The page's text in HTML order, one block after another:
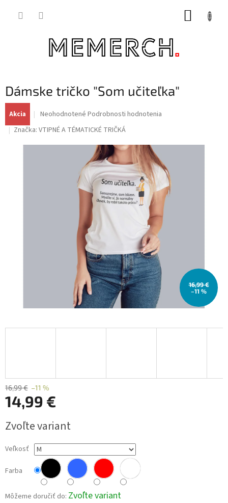
Dámske tričko "Som učiteľka"
Akcia
Priemerné
produktu
je
Neohodnotené Podrobnosti hodnotenia
Značka: VTIPNÉ A TÉMATICKÉ TRIČKÁ
16,99 €
–11 %
16,99 € –11 %
14,99 €
cena:
Zvoľte variant
Veľkosť
Farba
Môžeme doručiť do: Zvoľte variant